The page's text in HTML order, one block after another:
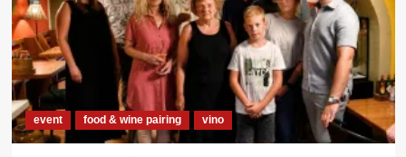
event food & wine pairing vino